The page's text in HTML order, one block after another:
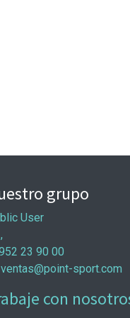
grupo
User
23 90 00
ventas@point-sport.com
con